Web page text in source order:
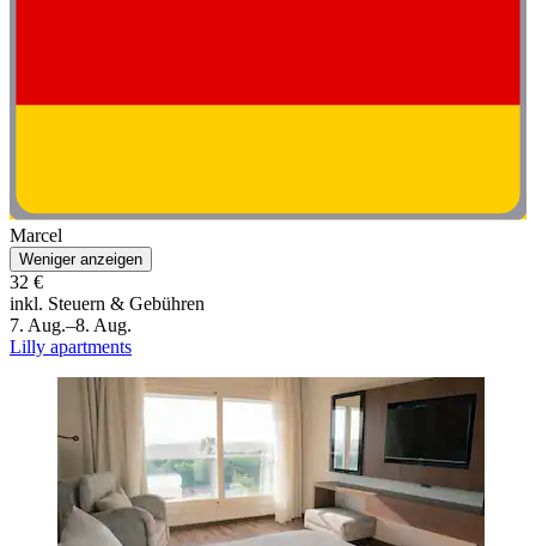
Marcel
Weniger anzeigen
32 €
inkl. Steuern & Gebühren
7. Aug.–8. Aug.
Lilly apartments